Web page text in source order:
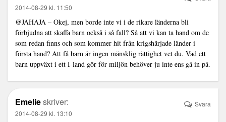
2014-08-29 kl. 11:50
@JAHAJA – Okej, men borde inte vi i de rikare länderna bli
förbjudna att skaffa barn också i så fall? Så att vi kan ta hand om de
som redan finns och som kommer hit från krigshärjade länder i
första hand? Att få barn är ingen mänsklig rättighet vet du. Vad ett
barn uppväxt i ett I-land gör för miljön behöver ju inte ens gå in på.
Emelieskriver:
2014-08-29 kl. 13:10
Svara